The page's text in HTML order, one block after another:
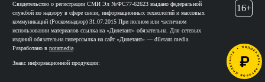
Свидетельство о регистрации СМИ Эл №ФС77-62623 выдано федеральной
службой по надзору в сфере связи, информационных технологий и массовых
коммуникаций (Роскомнадзор) 31.07.2015 При полном или частичном
использовании материалов ссылка на «Дилетант» обязательна. Для сетевых
изданий обязательна гиперссылка на сайт «Дилетант» — diletant.media.
Разработано в notamedia
Знакс информационной продукции:
16+